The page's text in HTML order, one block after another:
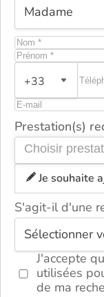
+33
Prestation(s)
Je souhaite
S'agit-il d'une
J'accepte
utilisées
de ma